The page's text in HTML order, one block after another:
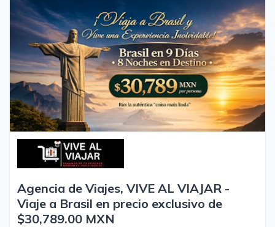
Agencia de Viajes, VIVE AL VIAJAR -
Viaje a Brasil en precio exclusivo de
$30,789.00 MXN